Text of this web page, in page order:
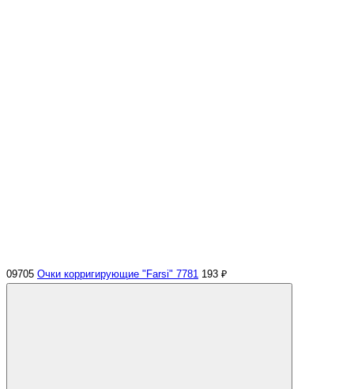
09705 Очки корригирующие "Farsi" 7781 193 ₽